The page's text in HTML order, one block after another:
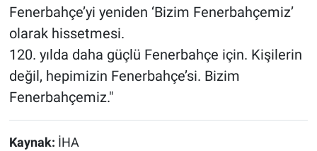
Fenerbahçe’yi yeniden ‘Bizim Fenerbahçemiz’
olarak hissetmesi.
120. yılda daha güçlü Fenerbahçe için. Kişilerin
değil, hepimizin Fenerbahçe’si. Bizim
Fenerbahçemiz."
Kaynak: İHA